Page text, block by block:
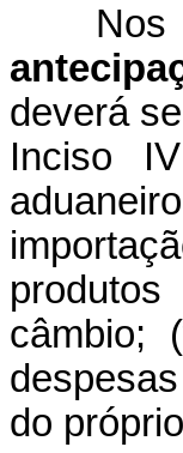
deverá
Inciso
câmbio;
do